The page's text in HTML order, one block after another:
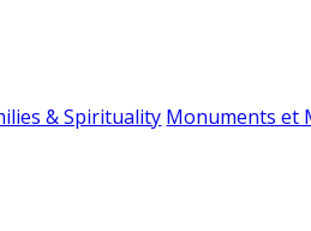
& Spirituality Monuments et